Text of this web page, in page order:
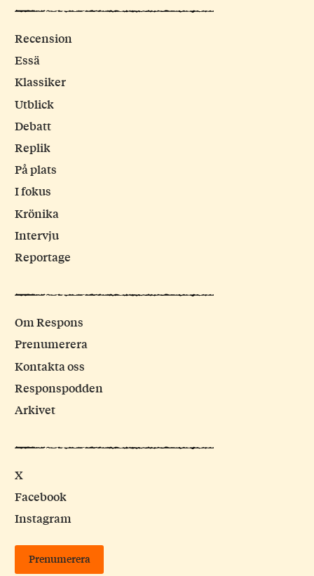
Recension
Essä
Klassiker
Utblick
Debatt
Replik
På plats
I fokus
Krönika
Intervju
Reportage
Om Respons
Prenumerera
Kontakta oss
Responspodden
Arkivet
X
Facebook
Instagram
Prenumerera